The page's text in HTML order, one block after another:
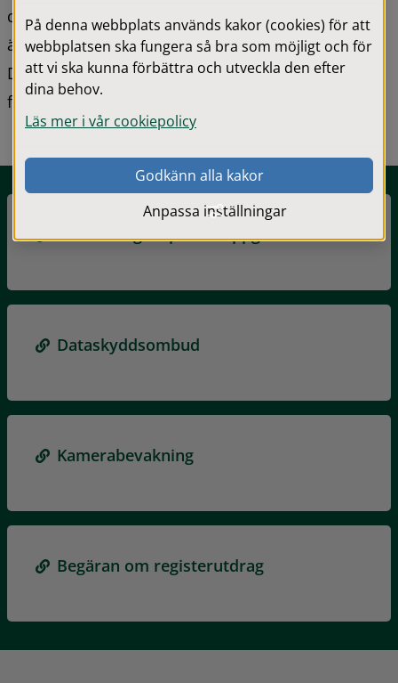
dataskyddsförordningen. Dataskyddsförordningen
är det svenska namnet på EU-lagen the General
Data Protection Regulation, som ibland även
förkortas GDPR.
Behandling av personuppgifter
Dataskyddsombud
Kamerabevakning
Begäran om registerutdrag
På denna webbplats används kakor (cookies) för att
webbplatsen ska fungera så bra som möjligt och för
att vi ska kunna förbättra och utveckla den efter
dina behov.
Läs mer i vår cookiepolicy
Godkänn alla kakor
Anpassa inställningar